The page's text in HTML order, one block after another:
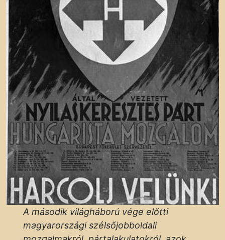
A második világháború vége előtti
magyarországi szélsőjobboldali